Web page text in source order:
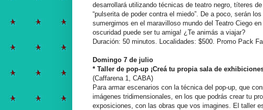
desarrollará utilizando técnicas de teatro negro, títeres
“pulserita de poder contra el miedo”. De a poco, serán
sumergirnos en el maravilloso mundo del Teatro Ciego
oscuridad puede ser tu amiga! ¿Te animás a viajar?
Duración: 50 minutos. Localidades: $500. Promo Pack
Domingo 7 de julio
* Taller de pop-up ¡Creá tu propia sala de
(Caffarena 1, CABA)
Para armar escenarios con la técnica del pop-up, que
imágenes tridimensionales, en los que podrás crear tu
exposiciones, con las obras que vos imagines. El taller